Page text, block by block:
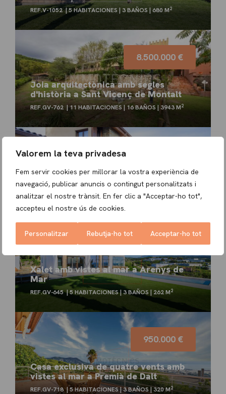
Valorem la teva privadesa
Fem servir cookies per millorar la vostra experiència de
navegació, publicar anuncis o contingut personalitzats i
analitzar el nostre trànsit. En fer clic a "Acceptar-ho tot",
accepteu el nostre ús de cookies.
Personalitzar Rebutja-ho tot Acceptar-ho tot
REF.V-1052 5 HABITACIONES 3 BAÑOS 680 M2
Joia arquitectònica amb segles
d'història a Sant Vicenç de Montalt
REF.GV-762 11 HABITACIONES 16 BAÑOS 3943 M2
8.500.000 €
Casa de disseny i vistes al Montseny
REF.V-1027 3 HABITACIONES 3 BAÑOS 264 M
Xalet amb vistes al mar a Arenys de
Mar
REF.GV-645 5 HABITACIONES 3 BAÑOS 262 M2
976.000 €
Casa exclusiva de quatre vents amb
vistes al mar a Premià de Dalt
REF.GV-718 5 HABITACIONES 3 BAÑOS 320 M2
950.000 €